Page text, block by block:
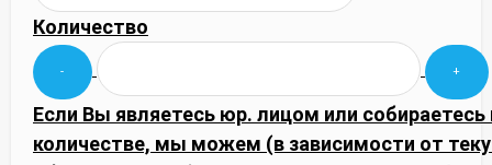
Количество
Если Вы являетесь юр. лицом или
количестве, мы можем (в зависимости от